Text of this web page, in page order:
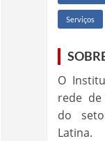
Serviços
O
rede de
do